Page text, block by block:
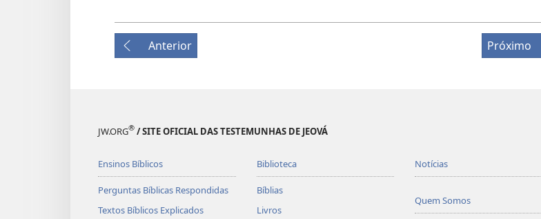
Anterior Próximo
JW.ORG® / SITE OFICIAL DAS TESTEMUNHAS DE JEOVÁ
Ensinos Bíblicos
Perguntas Bíblicas Respondidas
Textos Bíblicos Explicados
Biblioteca
Bíblias
Livros
Notícias
Quem Somos